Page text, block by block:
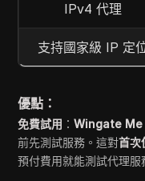
IPv4 代理
支持國家級 IP 定
優點：
免費試用 ：Wingate Me
前先測試服務。這對首次
預付費用就能測試代理服